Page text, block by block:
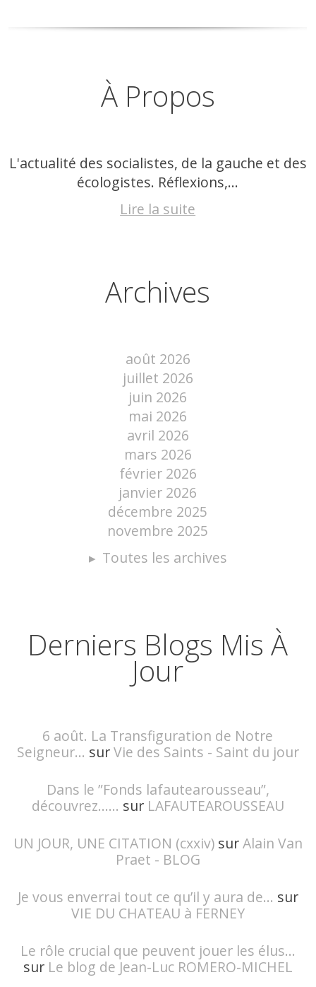
À Propos
L'actualité des socialistes, de la gauche et des
écologistes. Réflexions,...
Lire la suite
Archives
août 2026
juillet 2026
juin 2026
mai 2026
avril 2026
mars 2026
février 2026
janvier 2026
décembre 2025
novembre 2025
Toutes les archives
Derniers Blogs Mis À
Jour
6 août. La Transfiguration de Notre
Seigneur... surVie des Saints - Saint du jour
Dans le ”Fonds lafautearousseau”,
découvrez...... sur LAFAUTEAROUSSEAU
UN JOUR, UNE CITATION (cxxiv)surAlain Van
Praet - BLOG
Je vous enverrai tout ce qu’il y aura de... sur
VIE DU CHATEAU à FERNEY
Le rôle crucial que peuvent jouer les élus...
sur Le blog de Jean-Luc ROMERO-MICHEL